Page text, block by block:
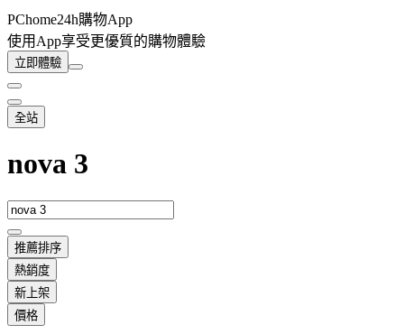
PChome24h購物App
使用App享受更優質的購物體驗
立即體驗
全站
nova 3
推薦排序
熱銷度
新上架
價格